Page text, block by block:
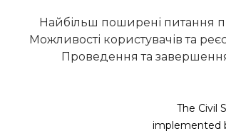
Найбільш поширені питання
Можливості користувачів та
Проведення та
The Civil
implemented